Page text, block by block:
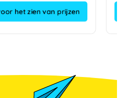
het zien van prijzen